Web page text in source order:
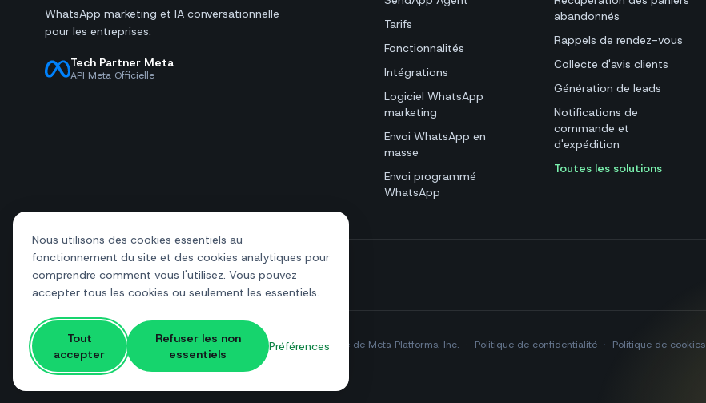
Nous utilisons des cookies essentiels au
fonctionnement du site et des cookies analytiques pour
comprendre comment vous l'utilisez. Vous pouvez
accepter tous les cookies ou seulement les essentiels.
Tout
accepter
Refuser les non
essentiels
Préférences
WhatsApp marketing et IA conversationnelle
pour les entreprises.
Tech Partner Meta
API Meta Officielle
Tarifs
Fonctionnalités
Intégrations
Logiciel WhatsApp
marketing
Envoi WhatsApp en
masse
Envoi programmé
WhatsApp
abandonnés
Rappels de rendez-vous
Collecte d'avis clients
Génération de leads
Notifications de
commande et
d'expédition
Toutes les solutions
+39 081 544 7792info@sendapp.live
© 2026 SendApp. Tous droits réservés. WhatsApp est une marque de Meta Platforms, Inc. · Politique de confidentialité · Politique de cookies